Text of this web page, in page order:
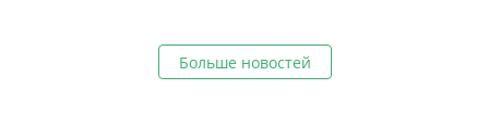
Больше новостей